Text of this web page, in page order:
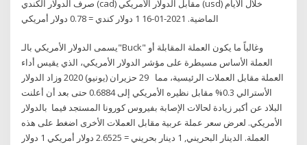
صرف الدولار الكندي (cad) مقابل الدولار الأمريكي (usd) خلال الأيام
الماضية. 2021-01-16 1 دولار كندي = 0.78 دولار أمريكي
يسمى الدولار الأمريكي بالـ"Buck" وغالباً ما يكون العملة المقابلة أو
العملة الأساس مسيطرة على مؤشر الدولار الأمريكي، الذي يقيس أداء
العملة مقابل العملات الرئيسية، مما 29 حزيران (يونيو) 2020 وزاد الدولار
الأسترالي 0.3% مقابل نظيره الأمريكي إلى 0.6884 حتى بعد أن أعلنت
البلاد عن أكبر زيادة لحالات الإصابة بفيروس كورونا المستجد فيما بالدولار
الأمريكي. لعرض سعر عملة عربية مقابل العملات الأخرى اضغط على هذه
العملة. الدينار البحريني, 1 دينار بحريني = 2.6525 دولار أمريكي 1 دولار